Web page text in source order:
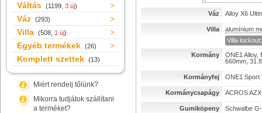
Váltás (1199, 3 új)
Váz (293)
Villa (508, 1 új)
Egyéb termékek (26)
Komplett szettek (13)
Miért rendelj tőlünk?
Mikorra tudjátok szállítani
a terméket?
Váz Alloy X6
Villa
alumínium
Villa lockout:
Kormány
ONE1 Alloy,
660mm,
Kormányfej ONE1 Sport
Kormánycsapágy ACROS
Gumiköpeny Schwalbe